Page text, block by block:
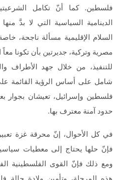
فلسطين. كما أنّ تكامل
الدينامية السياسية التي لا بدَّ
السلام الإقليمية مسألة ناجحة،
مصرية وتركية، جديرتين بأن تكونا معاً
للتنفيذ، من خلال جهد الأطراف
شامل على أساس الرؤية القائمة
فلسطين وإسرائيل، تعيشان بجوار
حدود آمنة معترف بها.
في كل الأحوال، إنّ محرقة غزة
فإنّ حلها يحتاج إلى معطيات
ومع ذلك فإنّ القوى الفلسطينية
هذه المرحلة، وتأمين ولادة حالة